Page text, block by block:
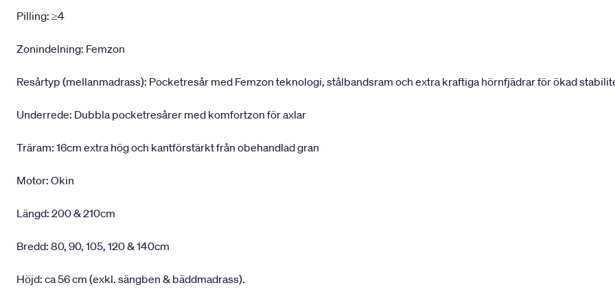
Pilling: ≥4
Zonindelning: Femzon
Resårtyp (mellanmadrass): Pocketresår med Femzon teknologi, stålbandsram och extra kraftiga hörnfjädrar för ökad
Underrede: Dubbla pocketresårer med komfortzon för axlar
Träram: 16cm extra hög och kantförstärkt från obehandlad gran
Motor: Okin
Längd: 200 & 210cm
Bredd: 80, 90, 105, 120 & 140cm
Höjd: ca 56 cm (exkl. sängben & bäddmadrass).